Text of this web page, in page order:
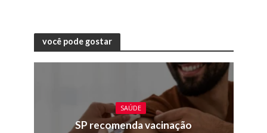
você pode gostar
SAÚDE
SP recomenda vacinação